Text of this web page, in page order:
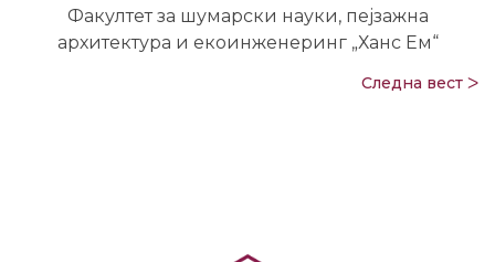
Факултет за шумарски науки, пејзажна
архитектура и екоинженеринг „Ханс Ем“
Следна вест ᐳ